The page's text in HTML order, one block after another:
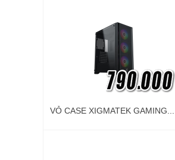
VỎ CASE XIGMATEK GAMING...